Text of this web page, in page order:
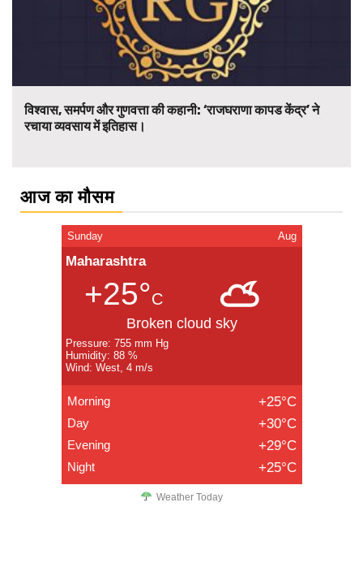
विश्वास, समर्पण और गुणवत्ता की कहानी: ‘राजघराणा कापड केंद्र’ ने
रचाया व्यवसाय में इतिहास।
आज का मौसम
Sunday Aug
Maharashtra
+25°C
Broken cloud sky
Pressure: 755 mm Hg
Humidity: 88 %
Wind: West, 4 m/s
Morning +25°C
Day +30°C
Evening +29°C
Night +25°C
Weather Today